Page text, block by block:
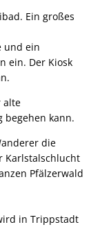
Ein großes
und ein
ein. Der Kiosk
alte
begehen kann.
die
Karlstalschlucht
Pfälzerwald
in Trippstadt